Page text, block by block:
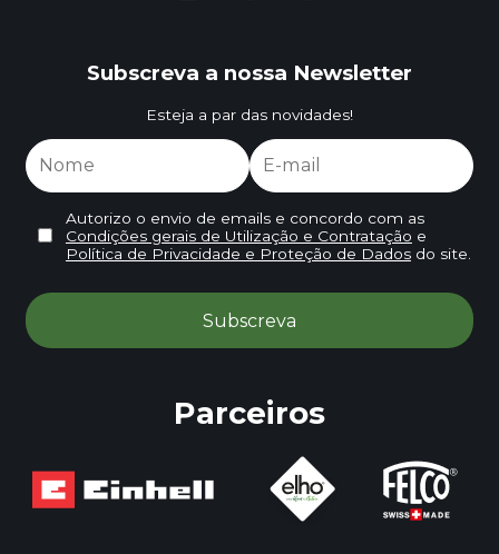
Subscreva a nossa Newsletter
Esteja a par das novidades!
Autorizo o envio de emails e concordo com as
Condições gerais de Utilização e Contratação e
Política de Privacidade e Proteção de Dadosdo site.
Parceiros